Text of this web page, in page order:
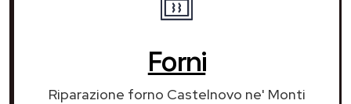
Forni
Riparazione forno Castelnovo ne' Monti